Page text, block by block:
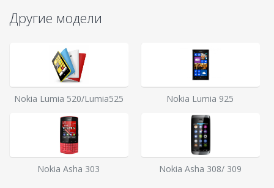
Другие модели
Nokia Lumia 520/Lumia525 Nokia Lumia 925
Nokia Asha 303 Nokia Asha 308/ 309